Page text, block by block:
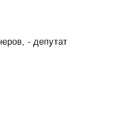
- депутат